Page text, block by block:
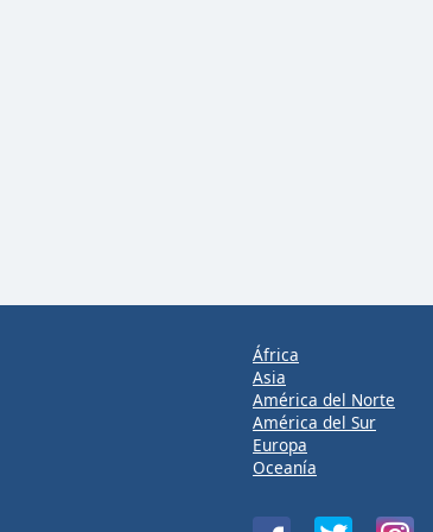
África
Asia
América del Norte
América del Sur
Europa
Oceanía